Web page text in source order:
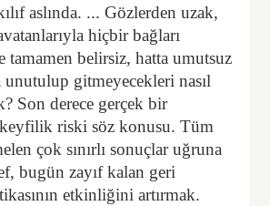
aslında. ... Gözlerden uzak,
hiçbir bağları
tamamen belirsiz, hatta umutsuz
gitmeyecekleri nasıl
Son derece gerçek bir
riski söz konusu. Tüm
çok sınırlı sonuçlar uğruna
bugün zayıf kalan geri
etkinliğini artırmak.